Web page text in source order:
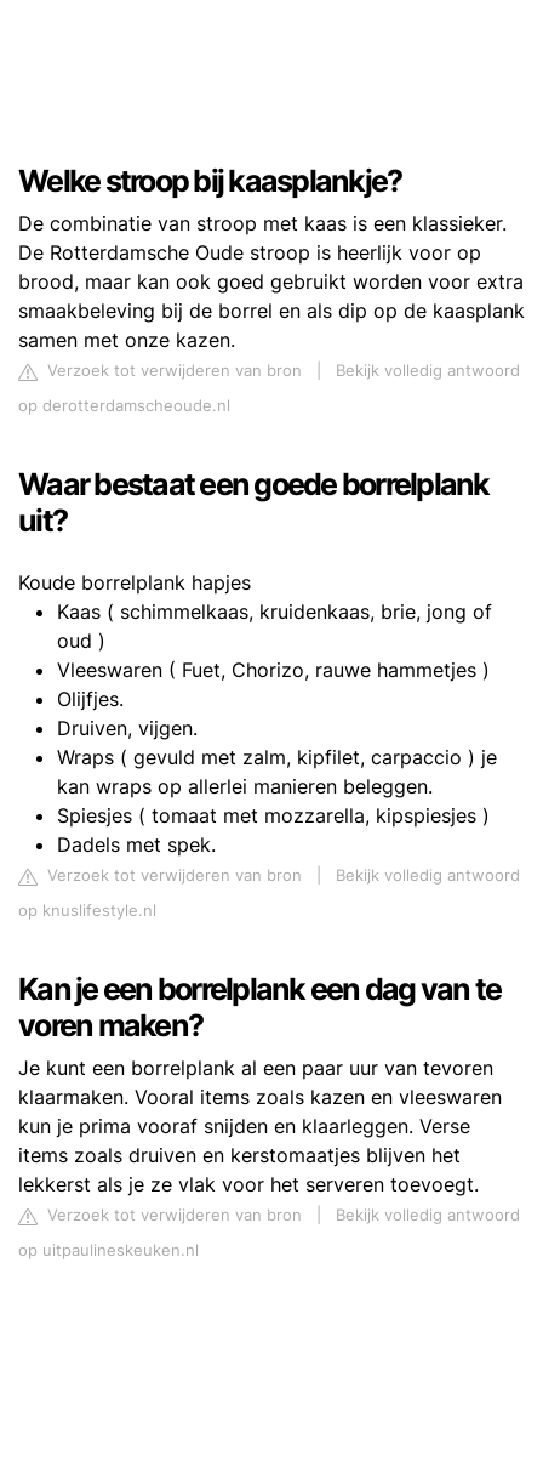
Welke stroop bij kaasplankje?
De combinatie van stroop met kaas is een klassieker.
De Rotterdamsche Oude stroop is heerlijk voor op
brood, maar kan ook goed gebruikt worden voor extra
smaakbeleving bij de borrel en als dip op de kaasplank
samen met onze kazen.
Verzoek tot verwijderen van bron
Bekijk volledig antwoord
op derotterdamscheoude.nl
Waar bestaat een goede borrelplank
uit?
Koude borrelplank hapjes
Kaas ( schimmelkaas, kruidenkaas, brie, jong of
oud )
Vleeswaren ( Fuet, Chorizo, rauwe hammetjes )
Olijfjes.
Druiven, vijgen.
Wraps ( gevuld met zalm, kipfilet, carpaccio ) je
kan wraps op allerlei manieren beleggen.
Spiesjes ( tomaat met mozzarella, kipspiesjes )
Dadels met spek.
Verzoek tot verwijderen van bron
Bekijk volledig antwoord
op knuslifestyle.nl
Kan je een borrelplank een dag van te
voren maken?
Je kunt een borrelplank al een paar uur van tevoren
klaarmaken. Vooral items zoals kazen en vleeswaren
kun je prima vooraf snijden en klaarleggen. Verse
items zoals druiven en kerstomaatjes blijven het
lekkerst als je ze vlak voor het serveren toevoegt.
Verzoek tot verwijderen van bron
Bekijk volledig antwoord
op uitpaulineskeuken.nl